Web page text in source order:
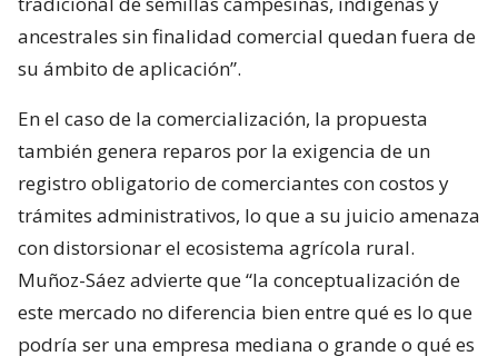
ancestrales sin finalidad comercial quedan fuera de
su ámbito de aplicación”.
En el caso de la comercialización, la propuesta
también genera reparos por la exigencia de un
registro obligatorio de comerciantes con costos y
trámites administrativos, lo que a su juicio amenaza
con distorsionar el ecosistema agrícola rural.
Muñoz-Sáez advierte que “la conceptualización de
este mercado no diferencia bien entre qué es lo que
podría ser una empresa mediana o grande o qué es